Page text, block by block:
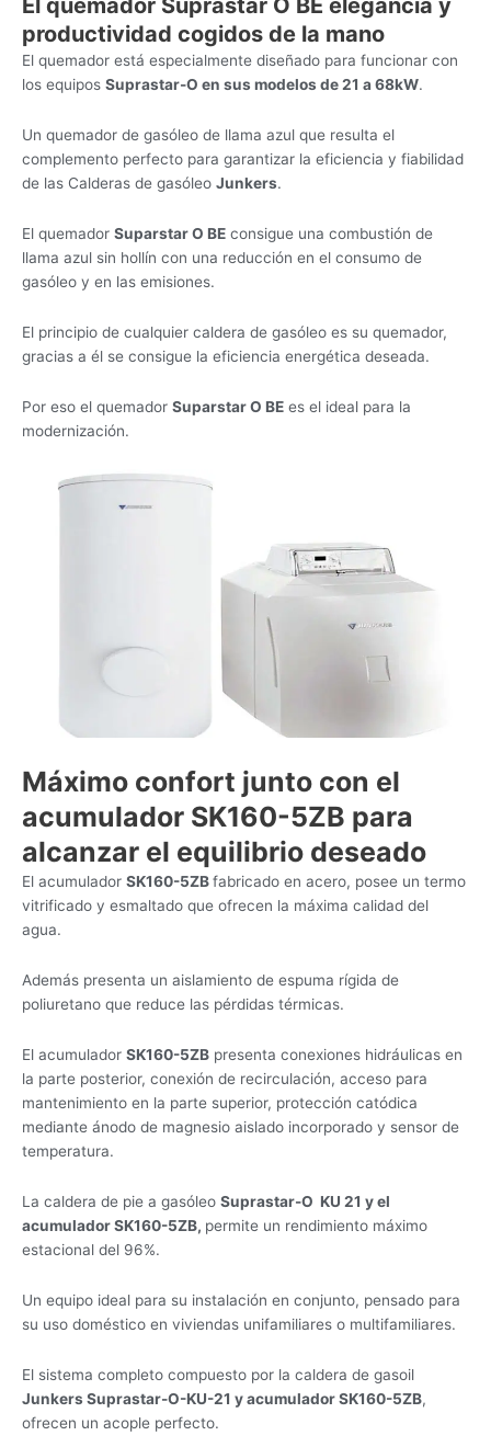
El quemador Suprastar O BE elegancia y
productividad cogidos de la mano
El quemador está especialmente diseñado para funcionar con
los equipos Suprastar-O en sus modelos de 21 a 68kW.
Un quemador de gasóleo de llama azul que resulta el
complemento perfecto para garantizar la eficiencia y fiabilidad
de las Calderas de gasóleo Junkers.
El quemador Suparstar O BE consigue una combustión de
llama azul sin hollín con una reducción en el consumo de
gasóleo y en las emisiones.
El principio de cualquier caldera de gasóleo es su quemador,
gracias a él se consigue la eficiencia energética deseada.
Por eso el quemador Suparstar O BE es el ideal para la
modernización.
Máximo confort junto con el
acumulador SK160-5ZB para
alcanzar el equilibrio deseado
El acumulador SK160-5ZBfabricado en acero, posee un termo
vitrificado y esmaltado que ofrecen la máxima calidad del
agua.
Además presenta un aislamiento de espuma rígida de
poliuretano que reduce las pérdidas térmicas.
El acumulador SK160-5ZB presenta conexiones hidráulicas en
la parte posterior, conexión de recirculación, acceso para
mantenimiento en la parte superior, protección catódica
mediante ánodo de magnesio aislado incorporado y sensor de
temperatura.
La caldera de pie a gasóleo Suprastar-O KU 21 y el
acumulador SK160-5ZB, permite un rendimiento máximo
estacional del 96%.
Un equipo ideal para su instalación en conjunto, pensado para
su uso doméstico en viviendas unifamiliares o multifamiliares.
El sistema completo compuesto por la caldera de gasoil
Junkers Suprastar-O-KU-21 y acumulador SK160-5ZB,
ofrecen un acople perfecto.